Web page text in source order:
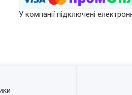
У компанії підключені